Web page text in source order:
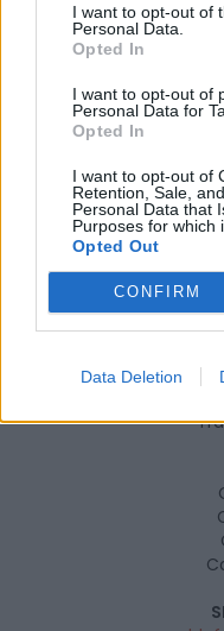
I want to opt-out of
Personal Data.
Opted In
I want to opt-out of
Personal Data for
Opted In
I want to opt-out of
Retention, Sale,
Personal Data that
Purposes for which
Opted Out
CONFIRM
Data Deletion
Le 28
La